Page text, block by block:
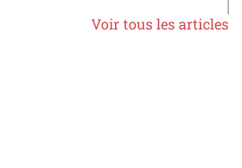
Voir tous les articles